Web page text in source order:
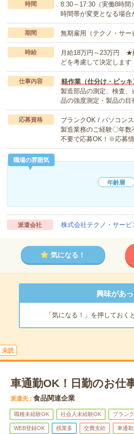
時間
8:30～17:30（実働8時間
時間帯が変更となる場合
期間 無期雇用（テクノ・サー
時給
月給18万円～23万円 ★
どを考慮して決定します
仕事内容
軽作業（仕分け・ピッ
製造部品の測定、検査
品の強度測定・製品の
応募資格
ブランクOK / パソコン
製造業務のご経験〇年
不要で応募OK！※応募
職場の雰囲気
年齢層
派遣会社 株式会社テクノ・サービ
気になる！
興味があ
「気になる！」を押しておく
未読
車通勤OK！日勤のお仕
派遣先 食品関連企業
職種未経験OK 社会人未経験OK ブラン
WEB登録OK 残業多 交費支給 車通